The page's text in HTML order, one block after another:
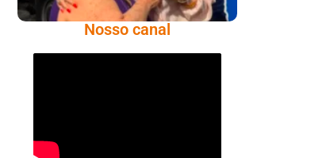
Nosso canal